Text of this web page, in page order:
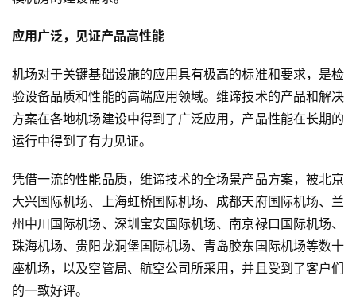
资
人
工
智
能
汽
车
&
出
行
行
应用广泛，见证产品高性能
机场对于关键基础设施的应用具有极高的标准和要求，是检
验设备品质和性能的高端应用领域。维谛技术的产品和解决
方案在各地机场建设中得到了广泛应用，产品性能在长期的
运行中得到了有力见证。
凭借一流的性能品质，维谛技术的全场景产品方案，被北京
大兴国际机场、上海虹桥国际机场、成都天府国际机场、兰
州中川国际机场、深圳宝安国际机场、南京禄口国际机场、
珠海机场、贵阳龙洞堡国际机场、青岛胶东国际机场等数十
座机场，以及空管局、航空公司所采用，并且受到了客户们
的一致好评。